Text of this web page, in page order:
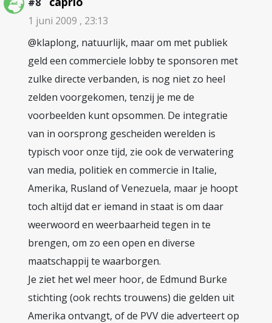
1 juni 2009 , 23:13
@klaplong, natuurlijk, maar om met publiek
geld een commerciele lobby te sponsoren met
zulke directe verbanden, is nog niet zo heel
zelden voorgekomen, tenzij je me de
voorbeelden kunt opsommen. De integratie
van in oorsprong gescheiden werelden is
typisch voor onze tijd, zie ook de verwatering
van media, politiek en commercie in Italie,
Amerika, Rusland of Venezuela, maar je hoopt
toch altijd dat er iemand in staat is om daar
weerwoord en weerbaarheid tegen in te
brengen, om zo een open en diverse
maatschappij te waarborgen.
Je ziet het wel meer hoor, de Edmund Burke
stichting (ook rechts trouwens) die gelden uit
Amerika ontvangt, of de PVV die adverteert op